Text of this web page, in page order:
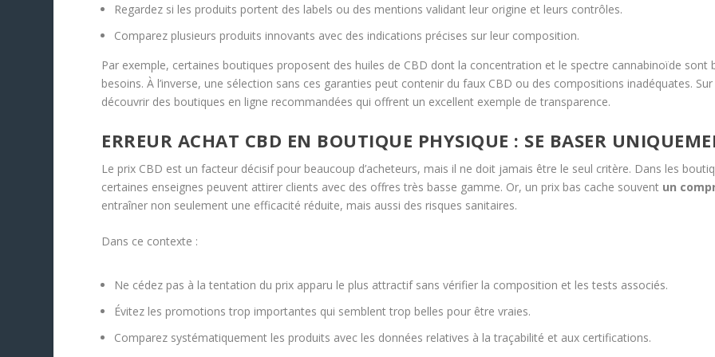
Regardez si les produits portent des labels ou des mentions validant leur origine et leurs contrôles.
Comparez plusieurs produits innovants avec des indications précises sur leur composition.
Par exemple, certaines boutiques proposent des huiles de CBD dont la concentration et le spectre cannabinoïde
besoins. À l’inverse, une sélection sans ces garanties peut contenir du faux CBD ou des compositions inadéquates.
découvrir des boutiques en ligne recommandées qui offrent un excellent exemple de transparence.
ERREUR ACHAT CBD EN BOUTIQUE PHYSIQUE : SE BASER
Le prix CBD est un facteur décisif pour beaucoup d’acheteurs, mais il ne doit jamais être le seul critère. Dans les
certaines enseignes peuvent attirer clients avec des offres très basse gamme. Or, un prix bas cache souvent un
entraîner non seulement une efficacité réduite, mais aussi des risques sanitaires.
Dans ce contexte :
Ne cédez pas à la tentation du prix apparu le plus attractif sans vérifier la composition et les tests associés.
Évitez les promotions trop importantes qui semblent trop belles pour être vraies.
Comparez systématiquement les produits avec les données relatives à la traçabilité et aux certifications.